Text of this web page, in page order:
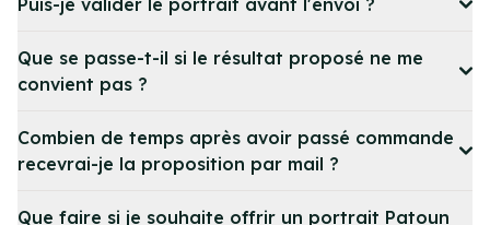
Puis-je valider le portrait avant l'envoi ?
Que se passe-t-il si le résultat proposé ne me
convient pas ?
Combien de temps après avoir passé commande
recevrai-je la proposition par mail ?
Que faire si je souhaite offrir un portrait Patoun